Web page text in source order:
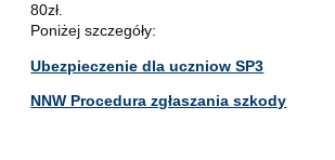
80zł.
Poniżej szczegóły:
Ubezpieczenie dla uczniow SP3
NNW Procedura zgłaszania szkody